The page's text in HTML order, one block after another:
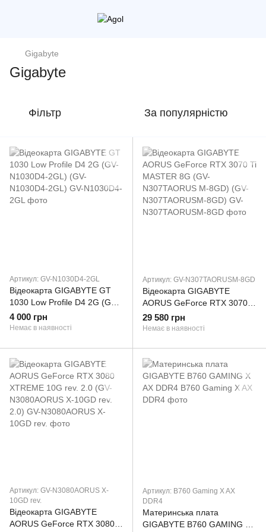
Gigabyte
Gigabyte
Фільтр За популярністю
Артикул: GV-N1030D4-2GL
Відеокарта GIGABYTE GT
1030 Low Profile D4 2G (GV-
N1030D4-2GL) (GV-
N1030D4-2GL)
4 000 грн
Немає в наявності
Артикул: GV-N307TAORUSM-8GD
Відеокарта GIGABYTE
AORUS GeForce RTX 3070 Ti
MASTER 8G (GV-
N307TAORUS M-8GD) (GV-
29 580 грн
Немає в наявності
Артикул: GV-N3080AORUS X-
10GD rev.
Відеокарта GIGABYTE
AORUS GeForce RTX 3080
Артикул: B760 Gaming X AX
DDR4
Материнська плата
GIGABYTE B760 GAMING X